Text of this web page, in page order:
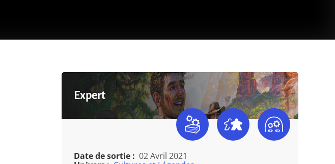
Expert
Date de sortie : 02 Avril 2021